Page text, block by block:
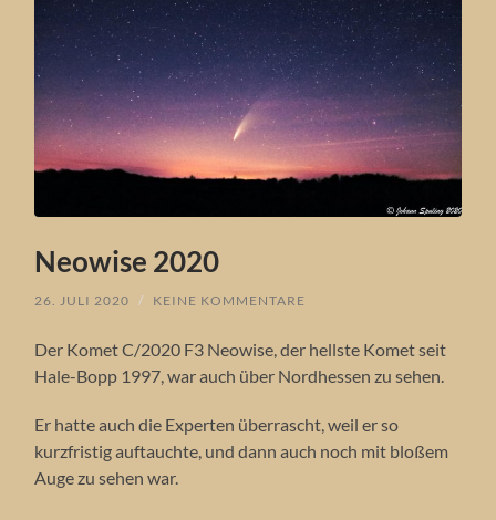
Neowise 2020
26. JULI 2020 / KEINE KOMMENTARE
Der Komet C/2020 F3 Neowise, der hellste Komet seit
Hale-Bopp 1997, war auch über Nordhessen zu sehen.
Er hatte auch die Experten überrascht, weil er so
kurzfristig auftauchte, und dann auch noch mit bloßem
Auge zu sehen war.